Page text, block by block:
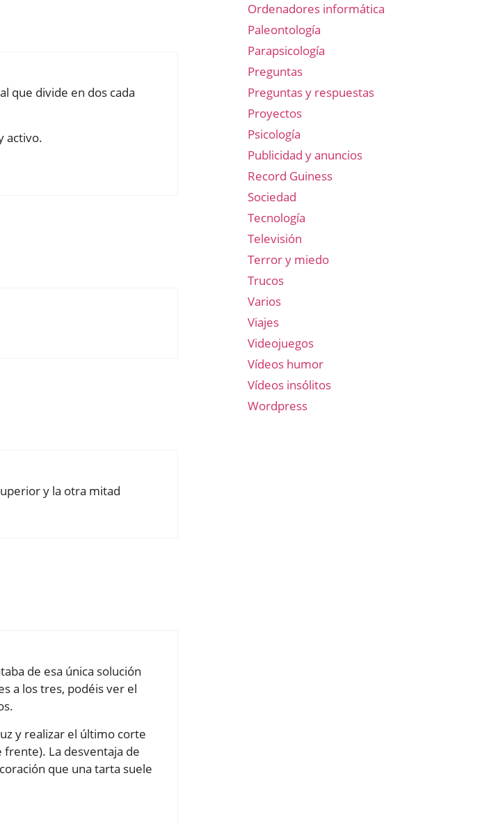
que divide en dos cada
activo.
y la otra mitad
de esa única solución
a los tres, podéis ver el
y realizar el último corte
La desventaja de
que una tarta suele
Ordenadores informática
Paleontología
Parapsicología
Preguntas
Preguntas y respuestas
Proyectos
Psicología
Publicidad y anuncios
Record Guiness
Sociedad
Tecnología
Televisión
Terror y miedo
Trucos
Varios
Viajes
Videojuegos
Vídeos humor
Vídeos insólitos
Wordpress